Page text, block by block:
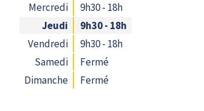
Mercredi
9h30 - 18h
Jeudi
9h30 - 18h
Vendredi
9h30 - 18h
Samedi
Fermé
Dimanche
Fermé